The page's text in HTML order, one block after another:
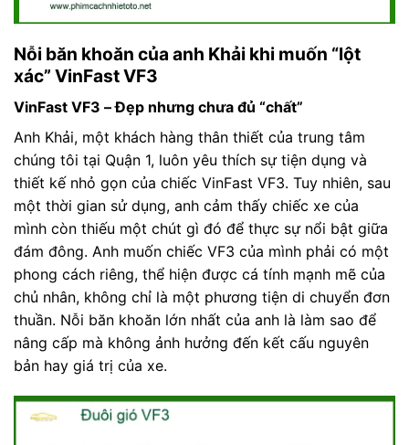
Nỗi băn khoăn của anh Khải khi muốn “lột
xác” VinFast VF3
VinFast VF3 – Đẹp nhưng chưa đủ “chất”
Anh Khải, một khách hàng thân thiết của trung tâm
chúng tôi tại Quận 1, luôn yêu thích sự tiện dụng và
thiết kế nhỏ gọn của chiếc VinFast VF3. Tuy nhiên, sau
một thời gian sử dụng, anh cảm thấy chiếc xe của
mình còn thiếu một chút gì đó để thực sự nổi bật giữa
đám đông. Anh muốn chiếc VF3 của mình phải có một
phong cách riêng, thể hiện được cá tính mạnh mẽ của
chủ nhân, không chỉ là một phương tiện di chuyển đơn
thuần. Nỗi băn khoăn lớn nhất của anh là làm sao để
nâng cấp mà không ảnh hưởng đến kết cấu nguyên
bản hay giá trị của xe.